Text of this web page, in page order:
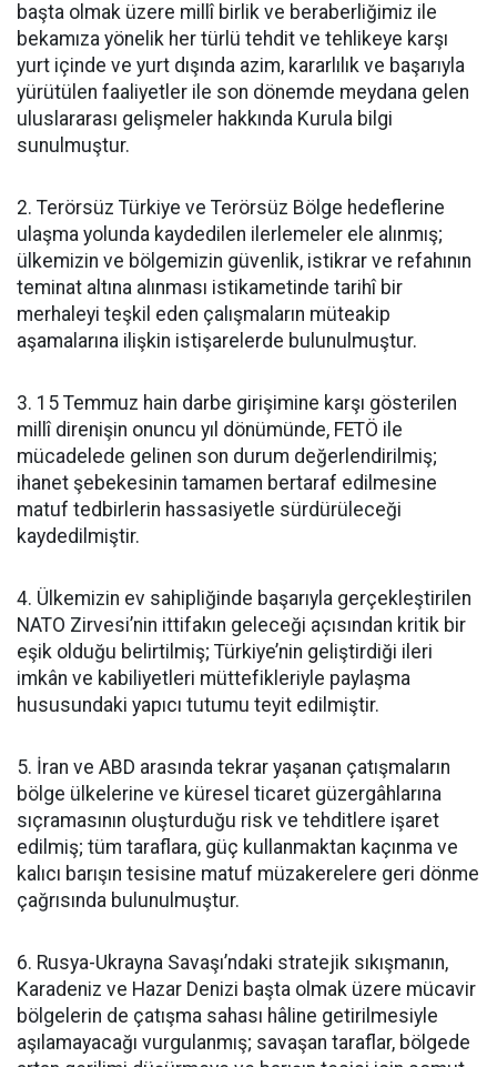
başta olmak üzere millî birlik ve beraberliğimiz ile
bekamıza yönelik her türlü tehdit ve tehlikeye karşı
yurt içinde ve yurt dışında azim, kararlılık ve başarıyla
yürütülen faaliyetler ile son dönemde meydana gelen
uluslararası gelişmeler hakkında Kurula bilgi
sunulmuştur.
2. Terörsüz Türkiye ve Terörsüz Bölge hedeflerine
ulaşma yolunda kaydedilen ilerlemeler ele alınmış;
ülkemizin ve bölgemizin güvenlik, istikrar ve refahının
teminat altına alınması istikametinde tarihî bir
merhaleyi teşkil eden çalışmaların müteakip
aşamalarına ilişkin istişarelerde bulunulmuştur.
3. 15 Temmuz hain darbe girişimine karşı gösterilen
millî direnişin onuncu yıl dönümünde, FETÖ ile
mücadelede gelinen son durum değerlendirilmiş;
ihanet şebekesinin tamamen bertaraf edilmesine
matuf tedbirlerin hassasiyetle sürdürüleceği
kaydedilmiştir.
4. Ülkemizin ev sahipliğinde başarıyla gerçekleştirilen
NATO Zirvesi’nin ittifakın geleceği açısından kritik bir
eşik olduğu belirtilmiş; Türkiye’nin geliştirdiği ileri
imkân ve kabiliyetleri müttefikleriyle paylaşma
hususundaki yapıcı tutumu teyit edilmiştir.
5. İran ve ABD arasında tekrar yaşanan çatışmaların
bölge ülkelerine ve küresel ticaret güzergâhlarına
sıçramasının oluşturduğu risk ve tehditlere işaret
edilmiş; tüm taraflara, güç kullanmaktan kaçınma ve
kalıcı barışın tesisine matuf müzakerelere geri dönme
çağrısında bulunulmuştur.
6. Rusya-Ukrayna Savaşı’ndaki stratejik sıkışmanın,
Karadeniz ve Hazar Denizi başta olmak üzere mücavir
bölgelerin de çatışma sahası hâline getirilmesiyle
aşılamayacağı vurgulanmış; savaşan taraflar, bölgede